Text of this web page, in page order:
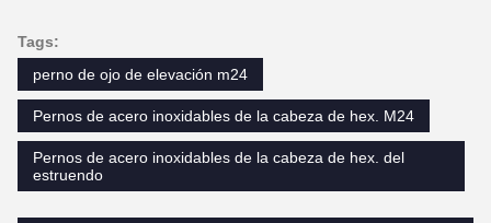
Tags:
perno de ojo de elevación m24
Pernos de acero inoxidables de la cabeza de hex. M24
Pernos de acero inoxidables de la cabeza de hex. del
estruendo